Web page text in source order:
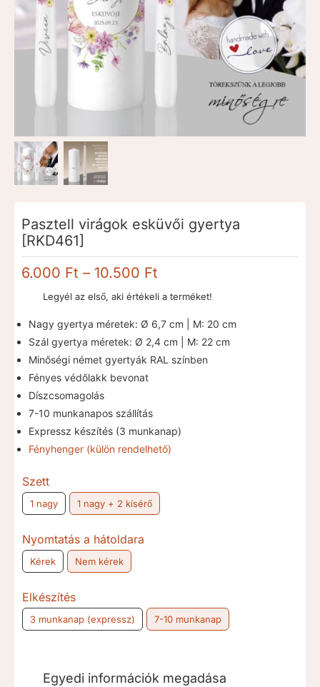
Pasztell virágok esküvői gyertya
[RKD461]
6.000 Ft – 10.500 Ft
6.000 Ft
10.500 Ft
Legyél az első, aki értékeli a terméket!
Nagy gyertya méretek: Ø 6,7 cm | M: 20 cm
Szál gyertya méretek: Ø 2,4 cm | M: 22 cm
Minőségi német gyertyák RAL színben
Fényes védőlakk bevonat
Díszcsomagolás
7-10 munkanapos szállítás
Expressz készítés (3 munkanap)
Fényhenger (külön rendelhető)
Szett
1 nagy 1 nagy + 2 kísérő
Nyomtatás a hátoldara
Kérek Nem kérek
Elkészítés
3 munkanap (expressz) 7-10 munkanap
Egyedi információk megadása